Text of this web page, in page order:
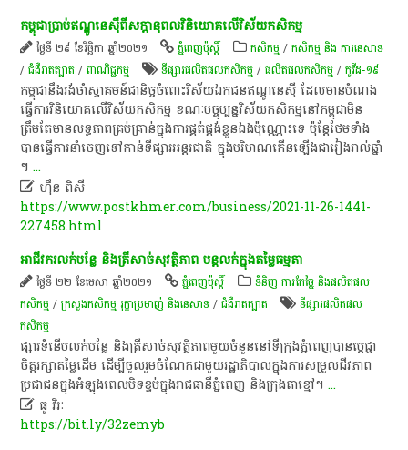
កម្ពុជា​ប្រាប់​ឥណ្ឌូនេស៊ី​ពី​សក្តានុពល​វិនិយោគ​លើ​វិស័យ​កសិកម្ម​
ថ្ងៃទី ២៩ ខែវិច្ឆិកា ឆ្នាំ២០២១ ភ្នំពេញប៉ុស្តិ៍ កសិកម្ម /កសិកម្ម​ និង​ ការ​នេ​សាទ​
/ជំងឺរាតត្បាត /ពាណិជ្ជកម្ម ទីផ្សារផលិតផលកសិកម្ម /ផលិតផលកសិកម្ម /កូ​វី​ដ​-១៩
កម្ពុជា​នឹង​រង់ចាំ​ស្វាគមន៍​ជានិច្ច​ចំពោះ​វិស័យ​ឯកជន​ឥ​ណ្តូ​នេ​ស៊ី ដែលមាន​បំណង​
ធ្វើការ​វិនិយោគ​លើ​វិស័យ​កសិកម្ម ខណៈ​បច្ចុប្បន្ន​វិស័យ​កសិកម្ម​នៅ​កម្ពុជា​មិន​
ត្រឹមតែ​មានលទ្ធភាព​គ្រប់គ្រាន់​ក្នុងការ​ផ្គត់ផ្គង់​ខ្លួនឯង​ប៉ុណ្ណោះ​ទេ ប៉ុន្តែ​ថែមទាំង​
បានធ្វើការ​នាំចេញ​ទៅកាន់​ទីផ្សារ​អន្តរជាតិ ក្នុង​បរិមាណ​កើន​ឡើងជា​រៀងរាល់ឆ្នាំ​
។​...
 ហុឹន ពិសី
https://www.postkhmer.com/business/2021-11-26-1441-
227458.html
​អាជីវករ​លក់​បន្លែ​ និង​ត្រី​សាច់​សុវត្ថិភាព​ បន្ត​លក់​ក្នុង​តម្លៃ​ធម្មតា​
ថ្ងៃទី ២២ ខែមេសា ឆ្នាំ២០២១ ភ្នំពេញប៉ុស្តិ៍
ទំនិញ ការកែច្នៃ និងផលិតផល
កសិកម្ម /ក្រសួងកសិកម្ម រុក្ខាប្រមាញ់ និងនេសាទ /ជំងឺរាតត្បាត
ទីផ្សារផលិតផល
កសិកម្ម
​ផ្សារ​ទំនើប​លក់​បន្លែ​ និង​ត្រី​សាច់​សុវត្ថិភាព​មួយ​ចំនួន​នៅ​ទីក្រុង​ភ្នំពេញ​បាន​ប្តេជ្ញា​
ចិត្ត​រក្សា​តម្លៃ​ដើម​ ដើម្បី​ចូលរួម​ចំណែក​ជាមួយ​រដ្ឋាភិបាល​ក្នុង​ការ​សម្រួល​ជីវភាព​
ប្រជាជន​ក្នុងអំឡុងពេល​បិទ​ខ្ទប់​ក្នុង​រាជធានី​ភ្នំពេញ​ និង​ក្រុង​តា​ខ្មៅ​។​...
 ធូ វិរៈ
https://bit.ly/32zemyb